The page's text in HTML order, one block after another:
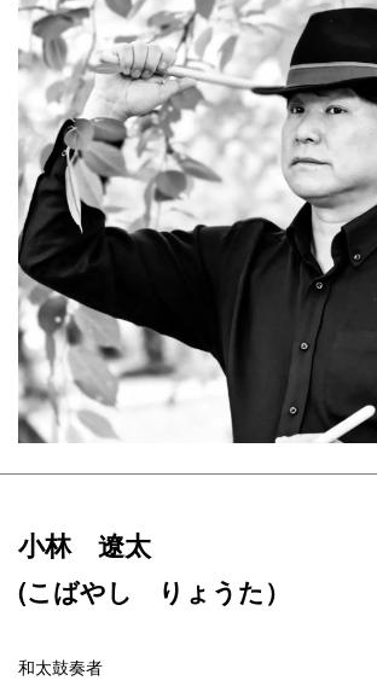
小林 遼太
(こばやし りょうた）
和太鼓奏者